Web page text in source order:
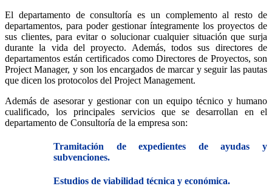
El departamento de consultoría es un complemento al resto de
departamentos, para poder gestionar íntegramente los proyectos de
sus clientes, para evitar o solucionar cualquier situación que surja
durante la vida del proyecto. Además, todos sus directores de
departamentos están certificados como Directores de Proyectos, son
Project Manager, y son los encargados de marcar y seguir las pautas
que dicen los protocolos del Project Management.
Además de asesorar y gestionar con un equipo técnico y humano
cualificado, los principales servicios que se desarrollan en el
departamento de Consultoría de la empresa son:
Tramitación de expedientes de ayudas y
subvenciones.
Estudios de viabilidad técnica y económica.